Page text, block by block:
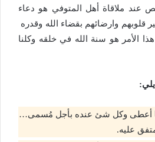
عند ملاقاة أهل المتوفي هو دعاء
قلوبهم وارضائهم بقضاء الله وقدره
الأمر هو سنة الله في خلقه وكلنا
ما أعطى وكل شئ عنده بأجل مُسمى…
عليه.